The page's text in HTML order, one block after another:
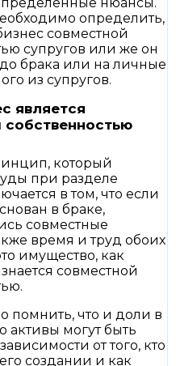
определить,
совместной
супругов или же он
брака или на личные
из супругов.
является
собственностью
который
при разделе
в том, что если
в браке,
совместные
время и труд обоих
имущество, как
совместной
помнить, что и доли в
активы могут быть
от того, кто
создании и как